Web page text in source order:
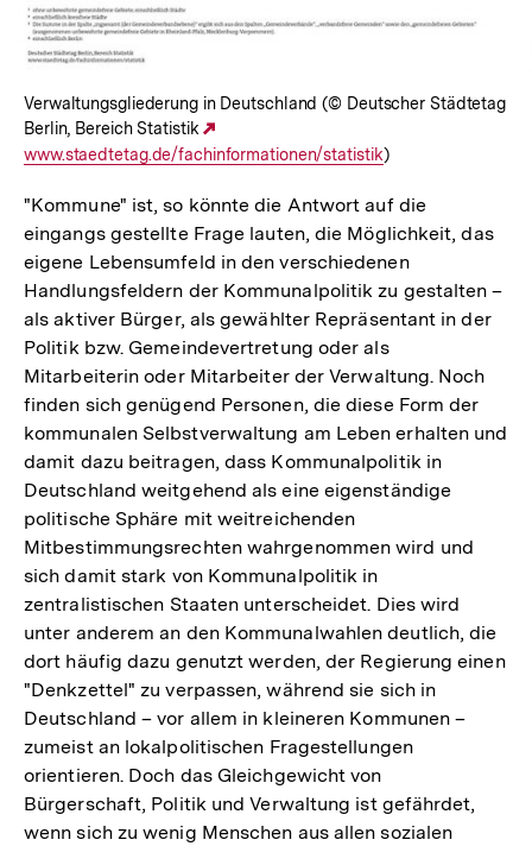
Verwaltungsgliederung in Deutschland (© Deutscher Städtetag
Berlin, Bereich Statistik
Link:
www.staedtetag.de/fachinformationen/statistik)
"Kommune" ist, so könnte die Antwort auf die
eingangs gestellte Frage lauten, die Möglichkeit, das
eigene Lebensumfeld in den verschiedenen
Handlungsfeldern der Kommunalpolitik zu gestalten –
als aktiver Bürger, als gewählter Repräsentant in der
Politik bzw. Gemeindevertretung oder als
Mitarbeiterin oder Mitarbeiter der Verwaltung. Noch
finden sich genügend Personen, die diese Form der
kommunalen Selbstverwaltung am Leben erhalten und
damit dazu beitragen, dass Kommunalpolitik in
Deutschland weitgehend als eine eigenständige
politische Sphäre mit weitreichenden
Mitbestimmungsrechten wahrgenommen wird und
sich damit stark von Kommunalpolitik in
zentralistischen Staaten unterscheidet. Dies wird
unter anderem an den Kommunalwahlen deutlich, die
dort häufig dazu genutzt werden, der Regierung einen
"Denkzettel" zu verpassen, während sie sich in
Deutschland – vor allem in kleineren Kommunen –
zumeist an lokalpolitischen Fragestellungen
orientieren. Doch das Gleichgewicht von
Bürgerschaft, Politik und Verwaltung ist gefährdet,
wenn sich zu wenig Menschen aus allen sozialen